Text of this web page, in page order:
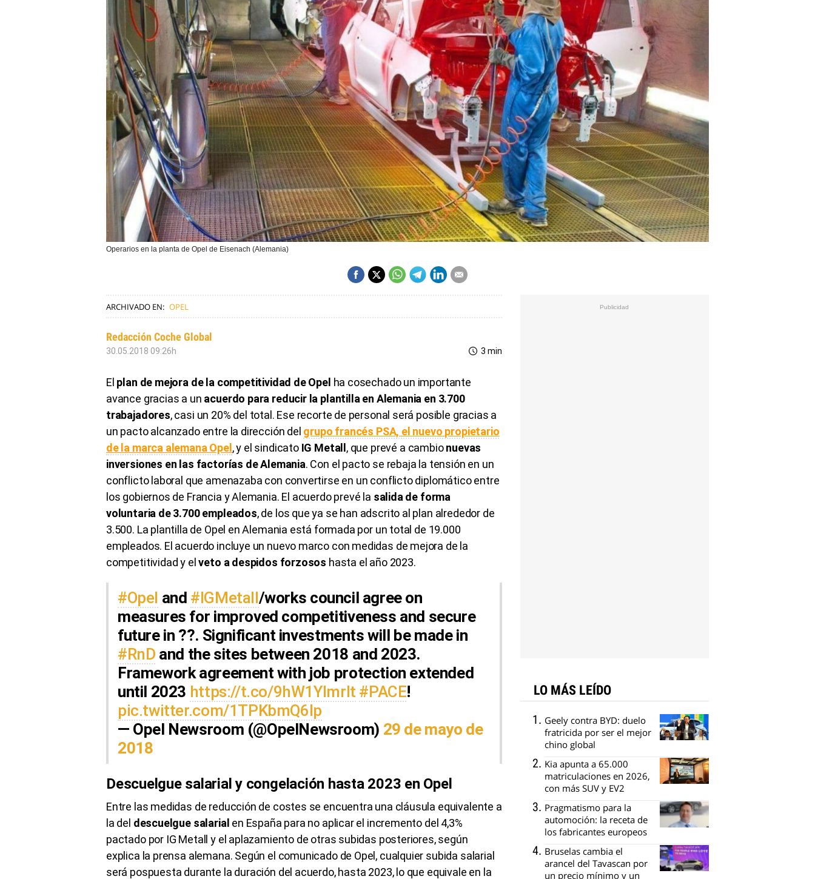
Operarios en la planta de Opel de Eisenach (Alemania)
ARCHIVADO EN: OPEL
Redacción Coche Global
30.05.2018 09:26h 3 min
El plan de mejora de la competitividad de Opel ha cosechado un importante
avance gracias a un acuerdo para reducir la plantilla en Alemania en 3.700
trabajadores, casi un 20% del total. Ese recorte de personal será posible gracias a
un pacto alcanzado entre la dirección del grupo francés PSA, el nuevo propietario
de la marca alemana Opel, y el sindicato IG Metall, que prevé a cambionuevas
inversiones en las factorías de Alemania. Con el pacto se rebaja la tensión en un
conflicto laboral que amenazaba con convertirse en un conflicto diplomático entre
los gobiernos de Francia y Alemania. El acuerdo prevé la salida de forma
voluntaria de 3.700 empleados, de los que ya se han adscrito al plan alrededor de
3.500. La plantilla de Opel en Alemania está formada por un total de 19.000
empleados. El acuerdo incluye un nuevo marco con medidas de mejora de la
competitividad y elveto a despidos forzosos hasta el año 2023.
#Opel and #IGMetall/works council agree on
measures for improved competitiveness and secure
future in ??. Significant investments will be made in
#RnD and the sites between 2018 and 2023.
Framework agreement with job protection extended
until 2023 https://t.co/9hW1Ylmrlt #PACE!
pic.twitter.com/1TPKbmQ6lp
— Opel Newsroom (@OpelNewsroom) 29 de mayo de
2018
Descuelgue salarial y congelación hasta 2023 en Opel
Entre las medidas de reducción de costes se encuentra una cláusula equivalente a
la del descuelgue salarial en España para no aplicar el incremento del 4,3%
pactado por IG Metall y el aplazamiento de otras subidas posteriores, según
explica la prensa alemana. Según el comunicado de Opel, cualquier subida salarial
será pospuesta durante la duración del acuerdo, hasta 2023, lo que equivale en la
LO MÁS LEÍDO
Geely contra BYD: duelo
fratricida por ser el mejor
chino global
Kia apunta a 65.000
matriculaciones en 2026,
con más SUV y EV2
Pragmatismo para la
automoción: la receta de
los fabricantes europeos
Bruselas cambia el
arancel del Tavascan por
un precio mínimo y un